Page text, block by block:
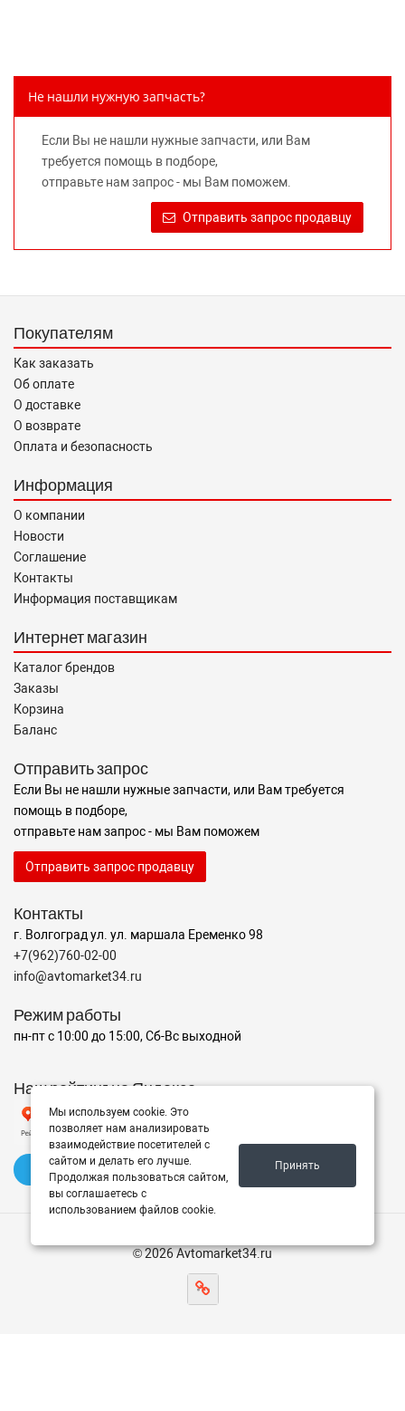
предлагаемых к продаже запасных частей для
правообладателей указанных товарных знаков.
Требование предоставлять покупателю необходимую и
достоверную информацию о товаре, предлагаемом к
продаже, обеспечивающую возможность их правильного
выбора возложено на продавца (изготовителя) Законом
«О защите прав потребителей».
Не нашли нужную запчасть?
Если Вы не нашли нужные запчасти, или Вам
требуется помощь в подборе,
отправьте нам запрос - мы Вам поможем.
Отправить запрос продавцу
Покупателям
Как заказать
Об оплате
О доставке
О возврате
Оплата и безопасность
Информация
О компании
Новости
Соглашение
Контакты
Информация поставщикам
Интернет магазин
Каталог брендов
Заказы
Корзина
Баланс
Отправить запрос
Если Вы не нашли нужные запчасти, или Вам требуется
помощь в подборе,
отправьте нам запрос - мы Вам поможем
Отправить запрос продавцу
Контакты
г. Волгоград ул. ул. маршала Еременко 98
+7(962)760-02-00
info@avtomarket34.ru
Режим работы
пн-пт с 10:00 до 15:00, Сб-Вс выходной
Наш рейтинг на Яндексе
✍️ Оставить отзыв
© 2026 Avtomarket34.ru
Мы используем cookie. Это
позволяет нам анализировать
взаимодействие посетителей с
сайтом и делать его лучше.
Продолжая пользоваться сайтом,
вы соглашаетесь с
использованием файлов cookie.
Принять